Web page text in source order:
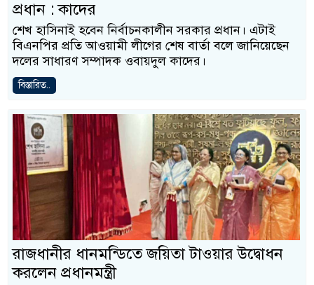
প্রধান : কাদের
শেখ হাসিনাই হবেন নির্বাচনকালীন সরকার প্রধান। এটাই
বিএনপির প্রতি আওয়ামী লীগের শেষ বার্তা বলে জানিয়েছেন
দলের সাধারণ সম্পাদক ওবায়দুল কাদের।
বিস্তারিত..
রাজধানীর ধানমন্ডিতে জয়িতা টাওয়ার উদ্বোধন
করলেন প্রধানমন্ত্রী